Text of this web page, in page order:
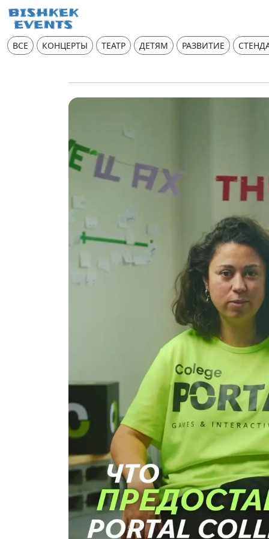
ВСЕ КОНЦЕРТЫ ТЕАТР ДЕТЯМ РАЗВИТИЕ